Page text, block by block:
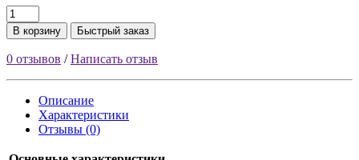
В корзину Быстрый заказ
0 отзывов /Написать отзыв
Описание
Характеристики
Отзывы (0)